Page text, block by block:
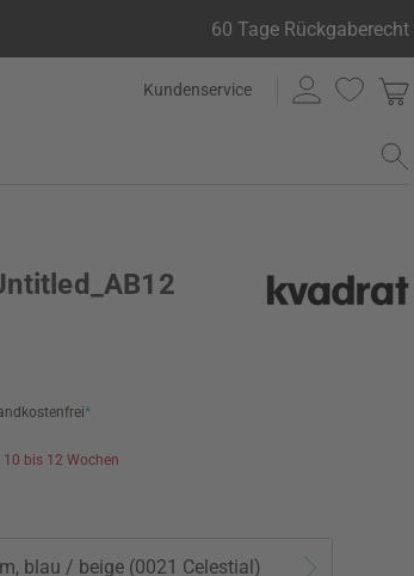
60 Tage Rückgaberecht
Kundenservice
*
10 bis 12 Wochen
blau / beige (0021 Celestial)